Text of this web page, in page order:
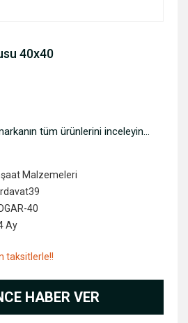
40x40
tüm ürünlerini inceleyin...
Malzemeleri
40
Ay
taksitlerle!!
HABER VER